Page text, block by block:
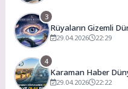
3
Rüyaların Gizemli
Aralamak
29.04.2026 22:29
4
Karaman Haber
Olay
29.04.2026 22:22